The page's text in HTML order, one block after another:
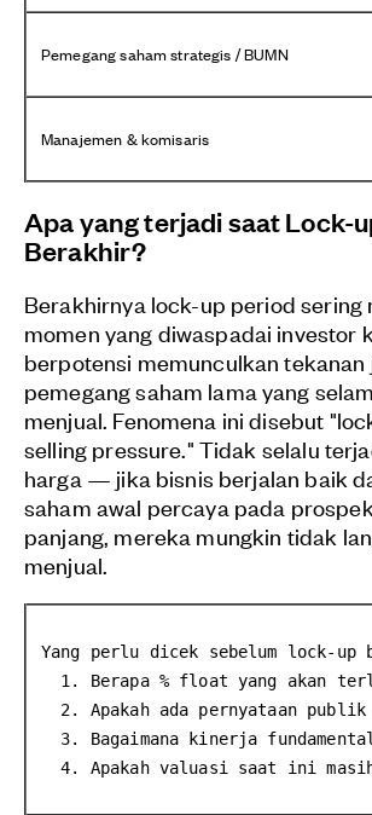
Pemegang saham strategis / BUMN
Manajemen & komisaris
Apa yang terjadi saat Lock-
Berakhir?
Berakhirnya lock-up period sering
momen yang diwaspadai investor
berpotensi memunculkan tekanan
pemegang saham lama yang
menjual. Fenomena ini disebut
selling pressure." Tidak selalu
harga — jika bisnis berjalan baik
saham awal percaya pada
panjang, mereka mungkin tidak
menjual.
Yang perlu dicek sebelum lock-up
1. Berapa % float yang akan
2. Apakah ada pernyataan
3. Bagaimana kinerja
4. Apakah valuasi saat ini masih